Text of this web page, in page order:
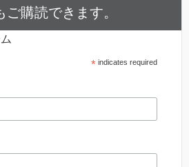
ご購読できます。
* indicates required